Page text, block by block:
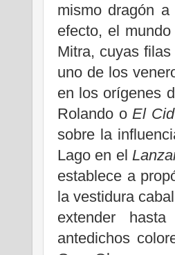
mismo dragón
efecto, el
Mitra, cuyas
uno de los
en los orígenes
Rolando o El Cid
sobre la
Lago en el
establece a
la vestidura
extender
antedichos